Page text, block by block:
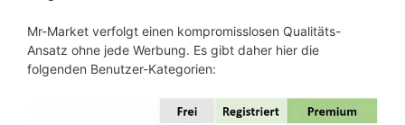
Mr-Market verfolgt einen kompromisslosen Qualitäts-
Ansatz ohne jede Werbung. Es gibt daher hier die
folgenden Benutzer-Kategorien: